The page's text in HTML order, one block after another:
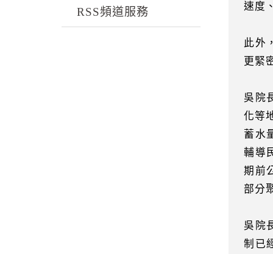
RSS頻道服務
速度
此外
更緊
吳院
化等
蓄水
輔導
期前
部分
吳院
制已